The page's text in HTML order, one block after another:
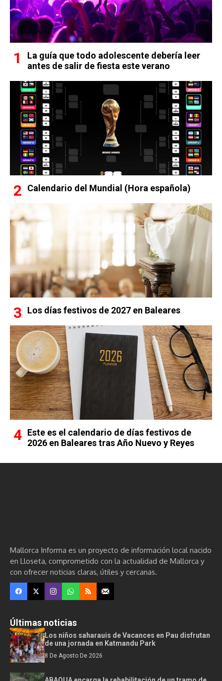
La guía que todo adolescente debería leer
antes de salir de fiesta este verano
Calendario del Mundial (Hora española)
Los días festivos de 2027 en Baleares
Este es el calendario de días festivos de
2026 en Baleares tras Año Nuevo y Reyes
Mallorca Informa es un proyecto de información local nacido
en Lloseta, comprometido con la actualidad de Mallorca y
con ofrecer noticias claras, útiles y cercanas.
Últimas noticias
Los niños saharauis de Vacances en Pau disfrutan
de una jornada en Katmandu Park
8 De Agosto De 2026